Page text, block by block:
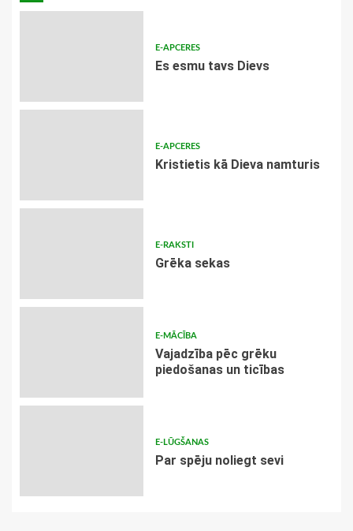
E-APCERES
Es esmu tavs Dievs
E-APCERES
Kristietis kā Dieva namturis
E-RAKSTI
Grēka sekas
E-MĀCĪBA
Vajadzība pēc grēku
piedošanas un ticības
E-LŪGŠANAS
Par spēju noliegt sevi